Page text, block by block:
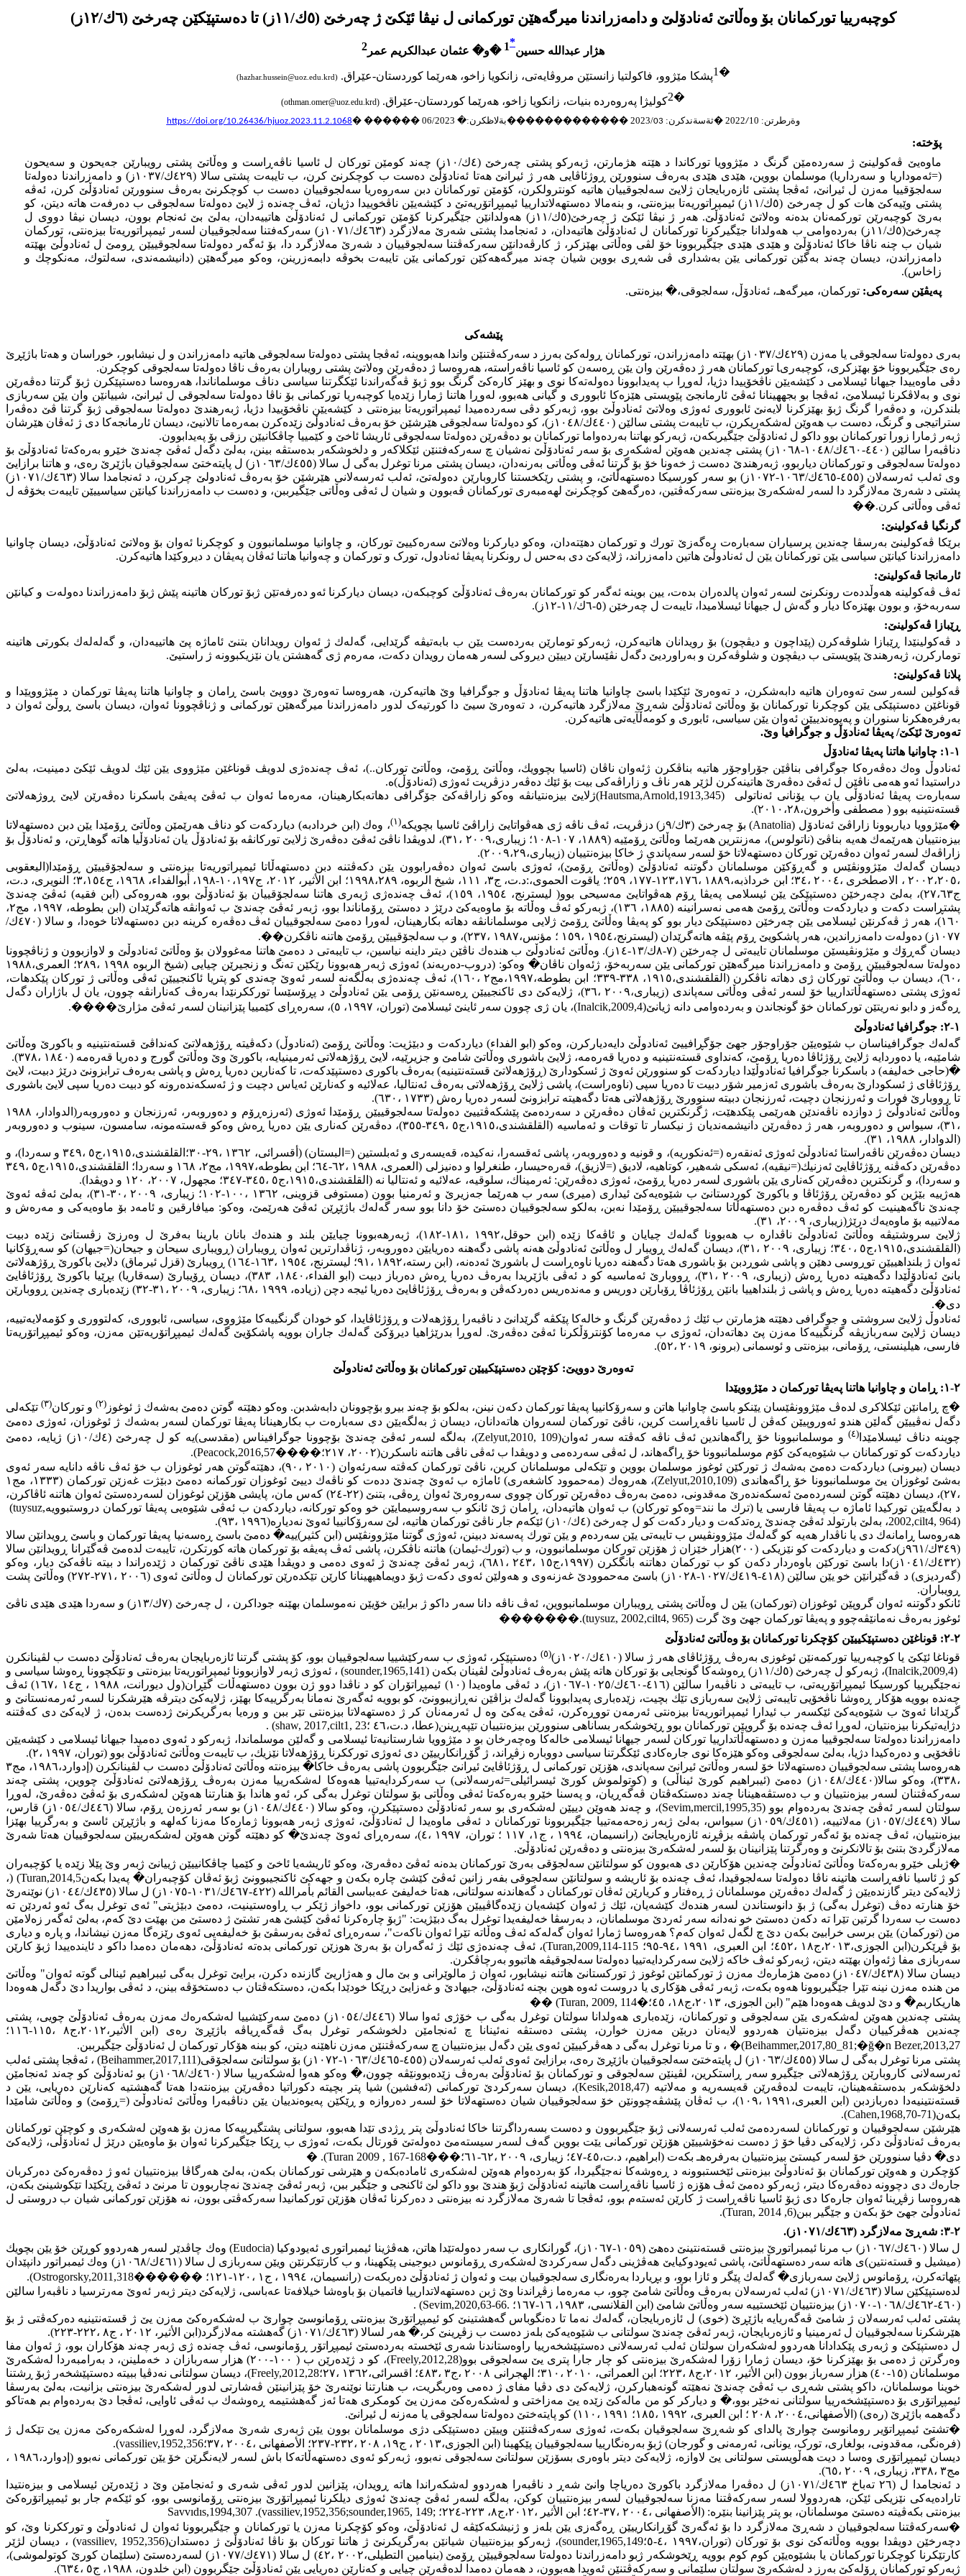
كوچبەرییا توركمانان بۆ وەڵاتێ ئەنادۆلێ و دامەزراندنا میرگەهێن توركمانی ل نیڤا ئێكێ ژ چەرخێ (٥ك/١١ز) تا دەستپێكێن چەرخێ (٦ك/١٢ز)
هژار عبدالله حسین 1*
�و� عثمان عبدالكریم عمر 2
�
1پشكا مێژوو، فاكولتیا زانستێن مروڤایەتی، زانكویا زاخو، هەرێما كوردستان-عێراق.
(hazhar.hussein@uoz.edu.krd)
�
2كولیژا پەروەردە بنیات، زانكویا زاخو، هەرێما كوردستان-عێراق. (othman.omer@uoz.edu.krd)
وةرطرتن: 10 /
2022
�ثةسةندكرن: 03
/2023
�������������بةلاظكرن:�
06/2023
������
�
https://doi.org/10.26436/hjuoz.2023.11.2.1068
پۆختە:
ماوەیێ ڤەكولینێ ژ سەردەمێن گرنگ د مێژوویا توركاندا د هێتە هژمارتن، ژبەركو پشتی چەرخێ (٤ك/١٠ز) چەند كومێن توركان ل ئاسیا ناڤەڕاست و وەڵاتێ پشتی رویبارێن جەیحون و سەیحون
(=ئەموداریا و سەرداریا) موسلمان بووین، هێدی هێدی بەرەڤ سنوورێن ڕوژئاڤایی هەر ژ ئیرانێ هەتا ئەنادۆڵێ دەست ب كوچكرنێ كرن، ب تایبەت پشتی سالا (٤٢٩ك/١٠٣٧ز) ‌و دامەزراندنا دەولەتا
سەلجۆقییا مەزن ل ئیرانێ، ئەڤجا پشتی ئازەربایجان ژلایێ سەلجوقییان هاتیە كونترولكرن، كۆمێن توركمانان دبن سەروەریا سەلجوقییان دەست ب كوچكرنێ بەرەڤ سنوورێن ئەنادۆڵێ كرن، ئەڤە
پشتی وێیەكێ هات كو ل چەرخێ (٥ك/١١ز) ئیمپراتوریەتا بیزەنتی، و بنەمالا دەستهەلاتدارییا ئیمپڕاتۆریەتێ د كێشەیێن ناڤخوییدا دژیان، ئەڤ چەندە ژ لایێ دەولەتا سەلجوقی ب دەرفەت هاتە دیتن، كو
بەرێ كوچبەرێن توركمەنان بدەنە وەلاتێ ئەنادۆڵێ.
هەر ژ نیڤا ئێكێ ژ چەرخێ(٥ك/١١ز) هەولدانێن جێگیركرنا كۆمێن توركمانی ل ئەنادۆڵێ هاتییەدان، بەلێ بێ ئەنجام بوون، دیسان نیڤا دووی ل
چەرخێ(٥ك/١١ز) بەردەوامی ب هەولدانا جێگیركرنا توركمانان ل ئەنادۆڵێ هاتیەدان، د ئەنجامدا پشتی شەرێ مەلازگرد (٤٦٣ك/١٠٧١ز) سەركەفتنا سەلجوقییان لسەر ئیمپراتوریەتا بیزەنتی، توركمان
شیان ب چنە ناڤا خاكا ئەنادۆڵێ و هێدی هێدی جێگیربوونا خۆ لڤی وەڵاتی بهێزكر، ژ كارڤەدانێن سەركەڤتنا سەلجوقییان د شەرێ مەلازگرد دا، بۆ ئەگەر دەولەتا سەلجوقییێن ڕومێ ل ئەنادوڵێ بهێتە
دامەزراندن، دیسان چەند بەگێن توركمانی یێن بەشداری ڤی شەڕی بووین شیان چەند میرگەهەكێن توركمانی یێن تایبەت بخوڤە دابمەزرینن، وەكو میرگەهێن (دانیشمەندی، سەلتوك، مەنكوچك و
زاخاس(
.
پەیڤێن سەرەکی: توركمان، میرگەهـ، ئەنادۆڵ، سەلجوقی،� بیزەنتی.
پێشەكی
بەری دەولەتا سەلجوقی یا مەزن (٤٢٩ك/١٠٣٧ز) بهێتە دامەزراندن، توركمانان ڕولەكێ بەرز د سەركەڤتنێن واندا هەبووینە، ئەڤجا پشتی دەولەتا سەلجوقی هاتیە دامەزراندن و ل نیشابور، خوراسان و هەتا باژێڕێ
رەی جێگیربوونا خۆ بهێزكری، كوچبەریا توركمانان هەر ژ دەڤەرێن وان یێن ڕەسەن كو ئاسیا ناڤەراستە، هەروەسا ژ دەڤەرێن وەلاتێ پشتی رویباران بەرەڤ ناڤا دەولەتا سەلجوقی كوچكرن.
دڤی ماوەییدا جیهانا ئیسلامی د كێشەیێن ناڤخۆییدا دژیا، لەوڕا ب پەیدابوونا دەولەتەكا نوی و بهێز كارەكێ گرنگ بوو ژبۆ ڤەگەراندنا ئێكگرتنا سیاسی دناڤ موسلماناندا، هەروەسا دەستپێكرن ژبۆ گرتنا دەڤەرێن
نوی و بەلاڤكرنا ئیسلامێ، ئەڤجا بو بجههینانا ئەڤێ ئارمانجێ پێویستی هێزەكا ئابووری و گیانی هەبوو، لەوڕا هاتنا ژمارا زێدەیا كوچبەریا توركمانی بۆ ناڤا دەولەتا سەلجوقی ل ئیرانێ، شییانێن وان یێن سەربازی
بلندكرن، و دەڤەرا گرنگ ژبۆ بهێزكرنا لایەنێ ئابووری ئەوژی وەلاتێ ئەنادوڵێ بوو، ژبەركو دڤی سەردەمیدا ئیمپراتوریەتا بیزەنتی د كێشەیێن ناڤخۆییدا دژیا، ژبەرهندێ دەولەتا سەلجوقی ژبۆ گرتنا ڤێ دەڤەرا
ستراتیجی و گرنگ، دەست ب هەوێن لەشكەریكرن، ب تایبەت پشتی سالێن (٤٤٠ك/١٠٤٨ز)، كو دەولەتا سەلجوقی هێرشێن خۆ بەرەڤ ئەنادوڵێ زێدەكرن بمەرەما تالانیێ، دیسان ئارمانجەكا دی ژ ئەڤان هێرشان
ژبەر ژمارا زورا توركمانان بوو داكو ل ئەنادۆڵێ جێگیربكەن، ژبەركو بهاتنا بەردەواما توركمانان بو دەڤەرێن دەولەتا سەلجوقی ئاریشا ئاخێ و كێمییا چاڤكانیێن رزقی بۆ پەیدابوون.
دناڤبەرا سالێن (٤٤٠-٤٦٠ك/١٠٤٨-١٠٦٨ز) پشتی چەندین هەوێن لەشكەری بۆ سەر ئەنادۆڵێ نەشیان چ سەركەفتنێن ئێكلاكەر و دلخوشكەر بدەستڤە بینن، بەلێ دگەل ئەڤێ چەندێ خێرو بەرەكەتا ئەنادۆڵێ بۆ
دەولەتا سەلجوقی و توركمانان دیاربوو، ژبەرهندێ دەست ژ خەونا خۆ بۆ گرتنا ئەڤی وەڵاتی بەرنەدان، دیسان پشتی مرنا توغرل بەگی ل سالا (٤٥٥ك/١٠٦٣ز) ل پایتەختێ سەلجوقیان باژێرێ رەی، و هاتنا برازایێ
وی ئەلب ئەرسەلان (٤٥٥-٤٦٥ك/١٠٦٣-١٠٧٢ز) بو سەر كورسیكا دەستهەڵاتێ، و پشتی رێكخستنا كاروبارێن دەولەتێ، ئەلب ئەرسەلانی هێرشێن خۆ بەرەڤ ئەنادولێ چركرن، د ئەنجامدا سالا (٤٦٣ك/١٠٧١ز)
پشتی د شەرێ مەلازگرد دا لسەر لەشكەرێ بیزەنتی سەركەڤتین، دەرگەهێ كوچكرنێ لهەمبەری توركمانان ڤەبوون و شیان ل ئەڤی وەڵاتی جێگیرببن، و دەست ب دامەزراندنا كیانێن سیاسییێن تایبەت بخۆڤە ل
ئەڤی وەڵاتی كرن.��
گرنگیا ڤەكولینێ:
برێكا ڤەكولینێ بەرسڤا چەندین پرسیاران سەبارەت ر‌ەگەزێ تورك و توركمان دهێتەدان، وەكو دیاركرنا وەلاتێ سەرەكییێ توركان، و چاوانیا موسلمانبوون و كوچكرنا ئەوان بۆ وەلاتێ ئەنادۆڵێ، دیسان چاوانیا
دامەزراندنا كیانێن سیاسی یێن توركمانان یێن ل ئەنادوڵێ هاتین دامەزراند، ژلایەكێ دی بەحس ل رونكرنا پەیڤا ئەنادول، تورک و توركمان و چەوانیا هاتنا ئەڤان پەیڤان د دیروكێدا هاتیەكرن.
ئارمانجا ڤەكولینێ:
ئەڤ ڤەكولینە هەوڵددەت رونكرنێ لسەر ئەوان پالدەران بدەت، یین بوینە ئەگەر كو توركمانان بەرەڤ ئەنادۆڵێ كوچبكەن، دیسان دیاركرنا ئەو دەرفەتێن ژبۆ توركان هاتینە پێش ژبۆ دامەزراندنا دەولەت و كیانێن
سەربەخۆ، و بوون بهێزەكا دیار و گەش ل جیهانا ئیسلامیدا، تایبەت ل چەرخێن (٥-٦ك/١١-١٢ز).
ڕێبازا ڤەكولینێ:
د ڤەكولینێدا ڕێبازا شلوڤەكرن (پێداچون و دیڤچون) بۆ رویدانان هاتیەكرن، ژبەركو تومارێن بەردەست یێن ب بابەتیڤە گرێدایی، گەلەك ژ ئەوان رویدانان بتنێ ئاماژە پێ هاتییەدان، و گەلەلەك بكورتی هاتینە
توماركرن، ژبەرهندێ پێویستی ب دیڤچون و شلوڤەكرن و بەراوردیێ دگەل نڤێسارێن دییێن دیروكی لسەر هەمان رویدان دكەت، مەرەم ژی گەهشتن یان نێزیكبوونە ژ راستیێ.
پلانا ڤەكولینێ:
ڤەكولین لسەر سێ تەوەران هاتیە دابەشكرن، د تەوەرێ ئێكێدا باسێ چاوانیا هاتنا پەیڤا ئەنادۆڵ و جوگرافیا وێ هاتیەكرن، هەروەسا تەوەرێ دوویێ باسێ ڕامان و چاوانیا هاتنا پەیڤا توركمان د مێژوویێدا و
قوناغێن دەستپێكی یێن كوچكرنا توركمانان بۆ وەڵاتێ ئەنادۆڵێ شەڕێ مەلازگرد هاتیەكرن، د تەوەرێ سیێ دا کورتیەک لدور دامەزراندنا میرگەهێن تورکمانى و ژناڤچوونا ئەوان، دیسان باسێ ڕوڵێ ئەوان د
بەرفرەهکرنا سنوران و پەیوەندییێن ئەوان یێن سیاسی، ئابوری و کومەڵآیەتی هاتیەکرن.
تەوەرێ ئێكێ/ پەیڤا ئەنادۆڵ و جوگرافیا وێ.
١-١: چاوانیا هاتنا پەیڤا ئەنادۆڵ
ئەنادوڵ وەك دەڤەرەكا جوگرافی بناڤێن جۆراوجۆر هاتیە بناڤكرن ژئەوان ناڤان (ئاسیا بچوویك، وەڵاتێ ڕۆمێ، وەڵاتێ توركان..)، ئەڤ چەندەژی لدویڤ قوناغێن مێژووی یێن ئێك لدویڤ ئێكێ دمینیت، بەلێ
دراستیدا ئەو هەمی ناڤێن ل ئەڤێ دەڤەرێ هاتینەكرن لژێر هەر ناڤ و زاراڤەكی بیت بۆ ئێك دەڤەر دزڤریت ئەوژی (ئەنادۆڵ)ە.
سەبارەت پەیڤا ئەنادۆڵی یان ب یۆنانی ئەناتولی
(Hautsma,Arnold,1913,345)ژلایێ بیزەنتیانڤە وەكو زاراڤەكێ جۆگرافی دهاتەبكارهینان، مەرەما ئەوان ب ئەڤێ پەیڤێ باسكرنا دەڤەرێن لایێ ڕوژهەلاتێ
قستەنتینیە بوو ( مصطفی وأخرون،٢٠١٠،٢٨).
�مێژوویا دیاربوونا زاراڤێ ئەنادۆل (Anatolia) بۆ چەرخێ (٣ك/٩ز) دزڤریت، ئەڤ ناڤە ژی هەڤواتایێ زاراڤێ ئاسیا بچویكە (١)
، وەك (ابن خردادبە) دیاردكەت كو دناڤ هەرێمێن وەڵاتێ ڕۆمێدا یێن دبن دەستهەلاتا
بیزەنتییان هەرێمەك هەیە بناڤێ (ناتولوس)، مەزنترین هەرێما وەڵاتێ ڕۆمێیە (١٨٨٩، ١٠٧-١٠٨؛ زیباری،٢٠٠٩ ،٣١)، لدویڤدا ناڤێ ئەڤێ دەڤەرێ ژلایێ توركانڤە بۆ ئەنادۆڵ یان ئەنادۆڵیا هاتە گوهاڕتن، و ئەنادۆڵ بۆ
زاراڤەك لسەر ئەوان دەڤەرێن توركان دەستهەلاتا خۆ لسەر سەپاندی ژ خاكا بیزەنتییان (زیباری،٢٠٠٩،٢٩).
دیسان گەلەك مێژوونڤێس و گەڕۆكێن موسلمانان دگوتنە ئەنادۆڵێ (وەڵاتێ ڕۆمێ)، ئەوژی باسێ ئەوان دەڤەرابوون یێن دكەڤتنە دبن دەستهەڵاتا ئیمپراتوریەتا بیزەنتی و سەلجۆقییێن ڕۆمێدا(الیعقوبی
،٢٠٠٢،٢٠٥ ، الاصطخری ،٢٠٠٤ ،٣٤؛ ابن خرداذبە،١٨٨٩ ،١٢٣،١٧٦-١٧٧، ٢٥٩؛ یاقوت الحموی،:د.ت، ج٣، ١١١، شیخ الربوە، ١٩٩٨،٢٨٩؛ ابن الأثیر، ٢٠١٢، ج١٠،١٩٧-١٩٨، أبوالفدا‌ء، ١٩٦٨، ج٣،١٥٤؛ النویری، د.ت،
ج٢٧،٦٣)، بەلێ دچەرخێن دەستپێكێ یێن ئیسلامی پەیڤا ڕۆم هەڤواتایێ
مەسیحی
بوو( لیسترنج، ١٩٥٤، ١٥٩)، ئەڤ چەندەژی ژبەری هاتنا سەلجۆقییان بۆ ئەنادۆڵێ بوو، هەروەكی (ابن فقیه) ئەڤێ چەندێ
پشتڕاست دكەت و دیاردكەت وەڵاتێ ڕۆمێ هەمی نەسرانینە (١٨٨٥، ١٣٦)، ژبەركو ئەڤ وەڵاتە بۆ ماوەیەكێ درێژ د دەستێ ڕۆماناندا بوو، ژبەر ئەڤێ چەندێ ب ئەوانڤە هاتەگرێدان (ابن بطوطە، ١٩٩٧، مج٢،
١٦٠)، هەر ژ ڤەكرنێن ئیسلامی یێن چەرخێن دەستپێكێ دیار بوو كو پەیڤا وەڵاتێ ڕۆمێ ژلایی موسلمانانڤە دهاتە بكارهینان، لەورا دەمێ سەلجوقيیان ئەڤ دەڤەرە كرینە دبن دەستهەلاتا خوەدا، و سالا (٤٧٠ك/
١٠٧٧ز) دەولەت دامەزراندین، هەر پاشكویێ ڕۆم پێڤە هاتەگرێدان (لیسترنج،١٩٥٤ ،١٥٩ ؛ مؤنس،١٩٨٧ ،٢٣٧)، و ب سەلجۆقییێن ڕۆمێ هاتنە ناڤكرن
.��
دیسان گەڕۆك و مێژونڤیسێن موسلمانان تایبەتی ل چەرخێن (٧-٨ك/١٣-١٤ز). وەڵاتێ ئەنادوڵێ ب هندەك ناڤێن دیتر داینە نیاسین، ب تایبەتی د دەمێ هاتنا مەغوولان بۆ وەڵاتێ ئەنادوڵێ و لاوازبوون و ژناڤچوونا
دەولەتا سەلجوقییێن ڕۆمێ و دامەزڕاندنا میرگەهێن توركمانی یێن سەربەخۆ، ژئەوان ناڤان�
وەكو: (دروب-دەربەند) ئەوژی ژبەر هەبوونا رێكێن تەنگ و زنجیرێن چیایی (شیخ الربوە ١٩٩٨ ،٢٨٩؛ العمری،١٩٨٨
،٦٠)، دیسان ب وەڵاتێ توركان ژی دهاتە ناڤكرن (القلقشندی،١٩١٥، ٣٣٨-٣٣٩؛ ابن بطوطە،١٩٩٧،مج٢ ،١٦٠)، ئەڤ چەندەژی بەڵگەنە لسەر ئەوێ چەندی كو پتریا ئاكنجییێن ئەڤی وەڵاتی ژ توركان پێكدهات،
ئەوژی پشتی دەستهەڵاتدارییا خۆ لسەر ئەڤی وەڵاتی سەپاندی (زیباری،٢٠٠٩ ،٣٦)، ژلایەكێ دی ئاكنجییێن ڕەسەنێن ڕۆمی یێن ئەنادوڵێ د پڕۆسێسا تورككرنێدا بەرەڤ كەنارانڤە چوون، یان ل باژاران دگەل
ڕەگەز و دابو نەریتێن توركمانان خۆ گونجاندن و بەردەوامی دانە ژیانێ(Inalcik,2009,4)، یان ژی چوون سەر ئاینێ ئیسلامێ (توران، ١٩٩٧، ٥)، سەرەڕای كێمییا پێزانینان لسەر ئەڤێ مژارێ .����
١-٢: جوگرافیا ئەنادوڵێ
گەلەك جوگرافیناسان ب شێوەیێن جۆراوجۆر جهێ جۆگڕافییێ ئەنادوڵێ دایەدیاركرن، وەكو (ابو الفدا‌ء) دیاردكەت و دبێژیت: وەڵاتێ ڕۆمێ (ئەنادوڵ) دكەڤیتە ڕۆژهەلاتێ كەنداڤێ قستەنتینیە و باكورێ وەڵاتێ
شامێیە، یا دەوردایە ژلایێ ڕۆژئاڤا دەریا ڕۆمێ، كەنداوی قستەنتینیە و دەریا قەرەمە، ژلایێ باشوری وەڵاتێ شامێ و جزیرێیە، لایێ ڕۆژهەلاتی ئەرمینیایە، باكورێ وێ وەڵاتێ گورج و دەریا قەرەمە (١٨٤٠ ،٣٧٨).
�(حاجی خەلیفە) د باسكرنا جوگرافیا ئەنادوڵێدا دیاردكەت كو سنوورێن ئەوێ ژ ئسكودارێ (ڕۆژهەلاتێ قستەنتینیە) بەرەڤ باكوری دەستپێدكەت، تا كەنارین دەریا ڕەش و پاشی بەرەف ترابزونێ درێژ دبیت، لایێ
ڕۆژئاڤای ژ ئسكودارێ بەرەڤ باشوری ئەزمیر شۆر دبیت تا دەریا سپی (ناوەراست)، پاشی ژلایێ ڕۆژهەلاتی بەرەڤ ئەنتالیا، عەلائیە و كەنارێن ئەیاس دچیت و ژ ئەسكەندەرونە كو دبیت دەریا سپی لایێ باشوری
تا ڕووبارێ فورات و ئەرزنجان دچیت، ئەرزنجان دبیتە سنوورێ ڕۆژهەلاتی هەتا دگەهیتە ترابزونێ لسەر دەریا رەش (١٧٣٣ ،٦٣٠).
وەڵاتێ ئەنادوڵێ ژ دوازدە ناڤەندێن هەرێمی پێكدهێت، ژگرنكترین ئەڤان دەڤەرێن د سەردەمێ پێشكەڤتییێ دەولەتا سەلجوقییێن ڕۆمێدا ئەوژی (ئەرزەڕۆم و دەوروبەر، ئەرزنجان و دەوروبەر(الدوادار، ١٩٨٨
،٣١)، سیواس و دەوروبەر، هەر ژ دەڤەرێن دانیشمەندیان ژ نیكسار تا توقات و ئەماسیە (القلقشندی،١٩١٥،ج٥ ،٣٤٩-٣٥٥)، دەڤەرێن كەناری یێن دەریا ڕەش وەكو قەستەمونە، سامسون، سینوب و دەوروبەر
(الدوادار، ١٩٨٨، ٣١).
دیسان دەڤەرێن ناڤەراستا ئەنادوڵێ ئەوژی ئەنقەرە (=ئەنكوریە)، و قونیە و دەوروبەر، پاشی ئەقسەرا، نەكیدە، قەیسەری و ئەبلستین (=البستان) (أقسرائی، ١٣٦٢ ،٢٩-٣٠
؛
القلقشندی،١٩١٥،ج٥ ،٣٤٩ و سەردا)، و
دەڤەرێن دكەڤنە ڕۆژئاڤایێ ئەزنیك(=نیقیە)، ئەسكی شەهیر، كوتاهیە، لادیق (=لازیق)، قەرەحیسار، طنغرلوا و دەنیزلی (العمری، ١٩٨٨ ،٦٢-٦٤؛ ابن بطوطە،١٩٩٧، مج٢، ١٦٨ و سەردا؛ القلقشندی،١٩١٥،ج٥ ،٣٤٩
و سەردا)، و گرنكترین دەڤەرێن كەناری یێن باشوری لسەر دەریا ڕۆمێ، ئەوژی دەڤەرێن: ئەرمیناك، سلوقیە، عەلائیە و ئەنتالیا نە (القلقشندی،١٩١٥،ج٥ ،٣٤٥-٣٤٧؛ مجهول، ٢٠٠٧، ١٢٠ و دویڤدا).
هەژییە بێژین كو دەڤەرێن ڕۆژئاڤا و باكورێ كوردستانێ ب شێوەیەكێ ئیداری (میری) سەر ب هەرێما جەزیرێ و ئەرمنیا بوون (مستوفی قزوینی، ١٣٦٢ ،١٠٠-١٠٢؛ زیباری، ٢٠٠٩ ،٣٠-٣١)، بەلێ ئەڤە ئەوێ
چەندێ ناگەهینیت كو ئەڤ دەڤەرە دبن دەستهەڵاتا سەلجوقییێن ڕۆمێدا نەبن، بەلكو سەلجوقییان دەستێ خۆ دانا بوو سەر گەلەك باژێڕێن ئەڤێ هەرێمێ، وەكو: میافارقین و ئامەد بۆ ماوەیەكی و مەرەش و
مەلاتییە بۆ ماوەیەك درێژ(زیباری، ٢٠٠٩، ٣١).
ژلایێ سروشتیڤە وەڵاتێ ئەنادوڵێ ناڤدارە ب هەبوونا گەلەك چیایان و ئاڤەكا زێدە (ابن حوقل،١٩٩٢ ،١٨١-١٨٢)، ژبەرهەبوونا چیایێن بلند و هندەك بانان بارینا بەفرێ ل وەرزێ زڤستانێ زێدە دبیت
(القلقشندی،١٩١٥،ج٥ ،٣٤٠؛ زیباری، ٢٠٠٩ ،٣١)، دیسان گەلەك ڕویبار ل وەڵاتێ ئەنادوڵێ هەنە پاشی دگەهنە دەریایێن دەوروبەر، ژناڤدارترین ئەوان ڕویباران (ڕویباری سیحان و جیحان(=جیهان) كو سەڕۆكانیا
ئەوان ژ بلنداهییێن توڕوسی دهێن و پاشی شوڕدبن بۆ باشوری هەتا دگەهنە دەریا ناوەڕاست ل باشورێ ئەدەنە، (ابن رستە،١٨٩٢ ،٩١؛ لیسترنج، ١٩٥٤ ،١٦٣-١٦٤) ڕویبارێ (قزل ئیرماق) دلایێ باكورێ ڕۆژهەلاتێ
بانێ ئەنادۆڵێدا دگەهیتە دەریا ڕەش (زیباری، ٢٠٠٩ ،٣١)، ڕووبارێ ئەماسیە كو د ئەڤی باژێریدا بەرەڤ دەریا ڕەش دەرباز دبیت (ابو الفدا‌ء،١٨٤٠، ٣٨٣)، دیسان ڕۆیبارێ (سەقاریا) بڕێیا باكورێ ڕۆژئاڤایێ
ئەنادۆڵێ دگەهیتە دەریا ڕەش و پاشی ژ بلنداهییا بانێن ڕۆژئاڤا ڕۆبارێن دوریس و مەندەریس دەردكەڤن و بەرەڤ ڕۆژئاڤایێ دەریا ئیجە دچن (زیادە، ١٩٩٩ ،٦٨؛ زیباری، ٢٠٠٩ ،٣١-٣٢) زێدەباری چەندین ڕووبارێن
دی
.�
ئەنادوڵ ژلایێ سروشتی و جوگرافی دهێتە هژمارتن ب ئێك ژ دەڤەرێن گرنگ و خالەكا پێكڤە گرێدانێ د ناڤبەرا ڕۆژهەلات و ڕۆژئاڤایدا، كو خودان گرنگییەكا مێژووی، سیاسی، ئابووری، كەلتووری و كۆمەلایەتییە،
دیسان ژلایێ سەربازیڤە گرنگییەكا مەزن پێ دهاتەدان، ئەوژی ب مەرەما كۆنترۆڵكرنا ئەڤێ دەڤەرێ. لەوڕا بدرێژاهیا دیرۆكێ گەلەك جاران بوویە پاشكۆیێ گەلەك ئیمپڕاتۆریەتێن مەزن، وەكو ئیمپڕاتۆریەتا
فارسی، هیلینستی، ڕۆمانی، بیزەنتی و ئوسمانی (برونو، ٢٠١٩ ،٥٢).
تەوەرێ دوویێ: كۆچێن دەستپێكییێن توركمانان بۆ وەڵاتێ ئەنادوڵێ
٢-١: ڕامان و چاوانیا هاتنا پەیڤا توركمان د مێژوویێدا
�چ ڕامانێن ئێكلاكری لدەڤ مێژوونڤێسان یێنكو باسێ چاوانیا هاتن و سەرۆكانییا پەیڤا توركمان دكەن نینن، بەلكو بۆ چەند بیرو بۆچو‌ونان دابەشدبن. وەكو دهێتە گوتن دەمێ بەشەك ژ ئوغوز (٢) و توركان(٣)
تێكەلی
دگەل نەڤییێن گەلێن هندو ئەوروپیێن كەڤن ل ئاسیا ناڤەڕاست كرین، ناڤێ توركمان لسەروان هاتەدانان، دیسان ژ بەلگەیێن دی سەبارەت ب بكارهینانا پەیڤا توركمان لسەر بەشەك ژ ئوغوزان، ئەوژی دەمێ
چوینە دناڤ ئیسلامێدا (٤) و موسلمانبوونا خۆ ڕاگەهاندین ئەڤ ناڤە كەڤتە سەر ئەوان(Zelyut,2010, 109)
، بەلگە لسەر ئەڤێ چەندێ بۆچو‌ونا جوگرافیناس (مقدسی)یە كو ل چەرخێ (٤ك/١٠ز) ژیایە، دەمێ
دیاردكەت كو توركمانان ب شێوەیەكێ كۆم موسلمانبوونا خۆ ڕاگەهاند، ل ئەڤی سەردەمی و دویڤدا ب ئەڤی ناڤی هاتنە ناسكرن(٢٠٠٢، ٢١٧؛
.(Peacock,2016,57����
دیسان (بیرونی) دیاردكەت دەمێ بەشەك ژ توركێن ئوغوز موسلمان بووین و تێكەلی موسلمانان کرین، ناڤێ توركمان كەڤتە سەرئەوان (٢٠١٠ ،٩٠)، دهێتەگوتن هەر ئوغوزان ب خۆ ئەڤ ناڤە دانایە سەر ئەوی
بەشێ ئوغوزان یێ موسلمانبوونا خۆ ڕاگەهاندی (Zelyut,2010,109)
، هەروەك (مەحموود كاشغەری) ئاماژە ب ئەوێ چەندێ ددەت كو ناڤەك دییێ ئوغوزان توركمانە دەمێ دبێژت غەزێن توركمان (١٣٣٣، مج١
،٢٧)، دیسان دهێتە گوتن لسەردەمێ ئەسكەندەرێ مەقدونی، دەمێ بەرەڤ دەڤەرێن توركان چو‌وی سەروەرێ ئەوان ڕەڤی، بتنێ (٢٢-٢٤) كەس مان، پایشی هۆزێن ئوغوزان لسەردەستێ ئەوان هاتنە ئاڤاكرن،
د بەلگەیێن توركیدا ئاماژە ب پەیڤا فارسی یا (ترك ما نند=وەکو تورکان) ب ئەوان هاتیەدان، ڕامان ژێ ئانكو ب سەروسیمایێن خو وەكو توركانە، دیاردكەن ب ئەڤی شێوەیی پەیڤا توركمان دروستبوویە(tuysuz,
2002,cilt4, 964)، بەلێ بارتولد ئەڤێ چەندێ ڕەتدكەت و دیار دكەت كو ل چەرخێ (٤ك/١٠ز) ئێكەم جار ناڤێ توركمان هاتیە، لێ سەرۆكانییا ئەوێ نەدیارە(١٩٩٦ ،٩٣).
هەروەسا ڕامانەك دی یا ناڤدار هەیە كو گەلەك مێژوونڤیس ب تایبەتی یێن سەردەم و یێن تورك پەسەند دبینن، ئەوژی گوتنا مێژوونڤێس (ابن كثیر)ییە�دەمێ باسێ ڕەسەنیا پەیڤا توركمان ‌و باسێ ڕ‌ویدانێن سالا
(٣٤٩ك/٩٦١ز)دكەت و دیاردکەت كو نێزیكی (٢٠٠)هزار خێزان ژ هۆزێن توركان موسلمانبوون، و ب (تورك-ئیمان) هاتنە ناڤكرن، پاشی ئەڤ پەیڤە بۆ توركمان هاتە كورتكرن، تایبەت لدەمێ ڤەگێرانا ڕویدانێن سالا
(٤٣٢ك/١٠٤١ز)دا باسێ توركێن باوەردار دكەن كو ب توركمان دهاتنە بانگكرن (١٩٩٧،ج١٥ ،٢٤٣
،٦٨١)، ژبەر ئەڤێ چەندێ ژ ئە‌وی دەمی و د‌ویڤدا هێدی ناڤێ توركمان د ژێدەراندا د بیتە ناڤەكێ دیار، وەكو
(گەردیزی) د ڤەگێرانێن خو یێن سالێن (٤١٨-٤١٩ك/١٠٢٧-١٠٢٨ز) باسێ مەحموودێ غەزنەوی و هەولێن ئەوی دكەت ژبۆ دویماهیهینانا كارێن تێكدەرێن توركمانان ل وەڵاتێ ئەوی (٢٠٠٦ ،٢٧١-٢٧٢) وەڵاتێ پشت
ڕ‌ویباران.
ئانكو دگوتنە ئەوان گروپێن ئوغوزان (توركمان) یێن ل وەڵاتێ پشتی ڕ‌و‌یباران موسلمانبووین، ئەڤ ناڤە دانا سەر داكو ژ برایێن خۆیێن نەموسلمان بهێنە جوداكرن ، ل چەرخێ (٧ك/١٣ز) و سەردا هێدی هێدی ناڤێ
ئوغوز بەرەڤ نەمانێڤەچوو و پەیڤا توركمان جهێ وێ گرت (tuysuz, 2002,cilt4, 965)
.
�������
٢-٢: قوناغێن دەستپێكییێن كۆچكرنا توركمانان بۆ وەڵاتێ ئەنادۆڵێ
قوناغا ئێكێ یا كوچبەرییا توركمەنێن ئوغوزی بەرەڤ ڕۆژئاڤای هەر ژ سالا (٤١٠ك/١٠٢٠ز)
(٥)
دەستپێكر، ئەوژی ب سەركێشییا سەلجوقییان بوو، كۆ پشتی گرتنا ئازەربایجان بەرەڤ ئەنادۆڵێ دەست ب لڤینانكرن
(Inalcik,2009,4)، ژبەركو ل چەرخێ (٥ك/١١ز) ڕەوشەكا گونجایی بۆ توركان هاتە پێش بەرەڤ ئەنادوڵێ لڤینان بكەن (sounder,1965,141) ، ئەوژی ژبەر لاوازبوونا ئیمپراتوریەتا بیزەنتی و تێكچوونا ڕەوشا سیاسی و
نەجێگیرییا كورسیكا ئیمپڕاتۆریەتی، ب تایبەتی د ناڤبەرا سالێن (٤١٦-٤٦٠ك/١٠٢٥-١٠٦٧ز)، د ئەڤی ماوەیدا (١٠) ئیمپڕاتۆران كو د ناڤدا دوو ژن بوون دەستهەڵات گێڕان(ول دیورانت، ١٩٨٨ ، ج١٤ ،١٦٧) ئەڤ
چەندە بوویە هۆكار ڕەوشا ناڤخۆیی تایبەتی ژلایێ سەربازی تێك بچیت، زێدەباری پەیدابوونا گەلەك بزاڤێن نەڕازیبوونێ، كو بوویە ئەگەرێ نەمانا بەرگرییەكا بهێز، ژلایەكێ دیترڤە هێرشكرنا لسەر ئەرمەنستانێ و
گرێدانا ئەوێ ب شێوەیەكێ ئێكسەر ب ئیدارا ئیمپراتوریەتا بیزەنتی ئەرمەن تو‌وڕەكرن، ئەڤێ یەكێ وە ل ئەرمەنان كر ژ دەستهەلاتا بیزەنتی تێر ببن و ورەیا بەرگریكرنێ ژدەست بدەن، ژ لایەكێ دی كەڤتنە
دژایەتیكرنا بیزەنتیان، لەوڕا ئەڤ چەندە بۆ گروپێن توركمانان بوو ڕێخوشكەر بساناهی سنوورێن بیزەنتییان تێپەڕینن(عطا، د.ت،٤٦ ؛
. (shaw, 2017,cilt1, 23
دامەزراندنا دەولەتا سەلجوقییا مەزن و دەستهەڵاتدارییا توركان لسەر جیهانا ئیسلامی خالەكا وەچەرخان بو د مێژوویا شارستانیەتا ئیسلامی و گەلێن موسلماندا، ژبەركو د ئەوی دەمیدا جیهانا ئیسلامی د كێشەیێن
ناڤخۆیی و دەرەكیدا دژیا، بەلێ سەلجوقی وەكو هێزەكا نوی جارەكادی ئێكگرتنا سیاسی دووبارە زڤڕاند، ژ گۆڕانكارییێن دی ئەوژی تورككرنا ڕۆژهەلاتا نێزیك، ب تایبەت وەڵاتێ ئەنادۆڵێ بوو (توران، ١٩٩٧ ،٢).
هەروەسا پشتی سەلجوقییان دەستهەلاتا خۆ لسەر وەڵاتێ ئیرانێ سەپاندی، هۆزێن توركمانی ل ڕۆژئاڤایێ ئیرانێ جێگربوون پاشی بەرەڤ خاكا�
بیزەنتە وەڵاتێ ئەنادۆڵێ دەست ب لڤینانكرن (إدوارد،١٩٨٦، مج٣
،٣٣٨)، وەكو سالا(٤٤٠ك/١٠٤٨ز) دەمێ (ئیبراهیم كورێ ئیناڵی) و (كوتولموش كورێ ئیسرائیلی=ئەرسەلانی) ب سەركردایەتییا هەوەكا لەشكەرییا مەزن بەرەڤ ڕۆژهەلاتێ ئەنادۆڵێ چووین، پشتی چەند
سەركەڤتنان لسەر بیزەنتییان و ب دەستڤەهینانا چەند دەستكەڤتان ڤەگەڕیان، و پەسنا خێرو بەرەكەتا ئەڤی وەڵاتی بۆ سولتان توغرل بەگی كر، ئەو هاندا بۆ هنارتنا هەوێن لەشكەری بۆ ئەڤێ دەڤەرێ، لەوڕا
سولتان لسەر ئەڤێ چەندێ بەردەوام بوو (Sevim,mercil,1995,35)
، و چەند هەوێن دییێن لەشكەری بو سەر ئەنادۆڵێ دەستپێكرن، وەكو سالا (٤٤٠ك/١٠٤٨ز) بو سەر ئەرزەن ڕۆم، سالا (٤٤٦ك/١٠٥٤ز) قارس،
سالا (٤٤٩ك/١٠٥٧ز) مەلاتییە، (٤٥١ك/١٠٥٩ز) سیواس، بەلێ ژبەر زەحەمەتییا جێگیربوونا توركمانان د ئەڤی ماوەیدا ل ئەنادۆڵێ، ئەوژی ژبەر هەبوونا ژمارەكا مەزنا كەلهە و باژێڕێن ئاسێ و بەرگرییا بهێزا
بیزەنتییان، ئەڤ چەندە بۆ ئەگەر توركمان پاشڤە بزڤڕنە ئازەربایجانێ (رانسیمان، ١٩٩٤ ، ج١، ١١٧ ؛ توران، ١٩٩٧ ،٤)، سەرەڕای ئەوێ چەندێ
� كو دهێتە گوتن هەوێن لەشكەرییێن سەلجوقییان هەتا شەرێ
مەلازگردێ بتنێ بۆ تالانکرنێ و وەرگرتنا پێزانینان بۆ لسەر لەشكەرێ بیزەنتی و دەڤەرێن ئەنادۆڵێ.
�ژبلی خێرو بەرەكەتا وەڵاتێ ئەنادوڵێ چەندین هۆكارێن دی هەبوون كو سولتانێن سەلجۆقی بەرێ توركمانان بدەنە ئەڤێ دەڤەرێ، وەكو ئاریشەیا ئاخێ و كێمیا چاڤكانییێن ژییانێ ژبەر وێ پێلا زێدە یا كۆچبەران
كو ژ ئاسیا نافەڕاست هاتینە ناڤا دەولەتا سەلجوقیدا، ئەڤ چەندە بۆ ئاریشە و سولتانێن سەلجوقی بفەر زانین ئەڤێ كێشێ چارە بكەن و جهەكێ ئاكنجیبوونێ ژبۆ ئەڤان كۆچبەران� پەیدا بكەن(Turan,2014,5
)،
ژلایەكێ دیتر گازندەیێن ژ گەلەك دەڤەرێن موسلمانان ژ ڕەفتار و كریارێن ئەڤان توركمانان د گەهاندنە سولتانی، هەتا خەلیفێ عەبباسی القائم بأمرالله (٤٢٢-٤٦٧ك/١٠٣١-١٠٧٥ز) ل سالا (٤٣٥ك/١٠٤٤ز) نوێنەرێ
خۆ هنارتە دەڤ (توغرل بەگی) ژ بۆ دانوستاندن لسەر هندەك كێشەیان، ئێك ژ ئەوان كێشەیان زێدەگاڤییێن هۆزێن توركمانی بوو، داخواز ژێكر ب ڕاوەستینیت، دەمێ دبێژیتی" ئەی توغرل بەگ ئەو ئەردێن تە
دەست ب سەردا گرتین تێرا تە دكەن دەستێ خو نەدانە سەر ئەردێ موسلمانان، د بەرسڤا خەلیفەیدا توغرل بەگ دبێژیت: "ژبۆ چارەكرنا ئەڤێ كێشێ هەر تشتێ ژ دەستێ من بهێت دێ كەم، بەلێ ئەگەر زەلامێن
من (توركمان) یێن برسی خرابیێ بكەن دێ چ لگەل ئەوان كەم؟ هەروەسا ژمارا ئەوان گەلەكە ئەڤ وەڵاتە تێرا ئەوان ناكەت"، سەرەڕای ئەڤێ بەرسڤێ بۆ خەلیفەیی ئەوی رێزەگا مەزن نیشاندا، و پارە و دیاری
بۆ ڤڕێكرن(ابن الجوزی،٢٠١٣،ج١٨ ،٤٥٢؛ ابن العبری، ١٩٩١
،٩٤-٩٥؛ (Turan,2009,114-115، ئەڤ چەندەژی ئێك ژ ئەگەران بۆ بەرێ هوزێن توركمانی بدەتە ئەنادۆڵێ، دهەمان دەمدا داکو د ئایندەییدا ژبۆ کارێن
سەربازی مفا ژئەوان بهێتە دیتن، ژبەرکو ئەڤ خاکە ژلایێ سەرکردایەتییا دەولەتا سەلجوقیڤە هاتبوو بەرچاڤکرن.
دیسان سالا (٤٣٨ك/١٠٤٧ز) دەمێ هژمارەك مەزن ژ توركمانێن ئوغوز ژ توركستانێ هاتنە نیشابور، ئەوان ژ مالوێرانی و بێ مال و هەژاریێ گازندە دكرن، برایێ توغرل بەگی ئیبراهیم ئینالی گوتە ئەوان" وەڵاتێ
من هندە مەزن نینە تێرا جێگیربوونا هەوە بكەت، ژبەر ئەڤی هۆكاری یا دروست ئەوە هوین بچنە ئەنادۆڵێ، جیهادێ و غەزایێ دڕێكا خودێدا بكەن، دەستكەڤتان ب دەستخۆڤە بینن، د ئەڤی بواریدا دێ دگەل هەوەدا
هاریكاربم� و دێ لدویڤ هەوەدا هێم" (ابن الجوزی، ٢٠١٣،ج١٨، ٤٥؛ �� (Turan, 2009, 114�
پشتی چەندین هەوێن لەشكەری یێن سەلجوقی و توركمانان، زێدەباری هەولدانا سولتان توغرل بەگی ب خۆژی ئەوا سالا (٤٤٦ك/١٠٥٤ز) دەمێ سەركێشییا لەشكەرەك مەزن بەرەڤ ئەنادۆڵێ چویی، پشتی
چەندین هەڤركییان دگەل بیزەنتیان هەردوو لایەنان دربێن مەزن خوارن، پشتی دەستڤە نەئینانا چ ئەنجامێن دلخوشكەر توغرل بەگ ڤەگەڕیاڤە باژێڕێ رەی (ابن الأثیر،٢٠١٢،ج٨ ،١١٥-١١٦؛
(Beihammer,2017,80_81;�ğ�n Bezer,2013,27
� ، و تا مرنا توغرل بەگی د هەڤركییێن ئەوی یێن دگەل بیزەنتییان چ سەركەڤتنێن مەزن ناهێنە دیتن، كو ببنە هۆكار توركمان ل ئەنادۆڵێ جێگیرببن.
پشتی مرنا توغرل بەگی ل سالا (٤٥٥ك/١٠٦٣ز) ل پایتەختێ سەلجوقییان باژێڕێ رەی، برازایێ ئەوی ئەلب ئەرسەلان (٤٥٥-٤٦٥ك/١٠٦٣-١٠٧٢ز) بۆ سولتانێ سەلجۆقی
(Beihammer,2017,111) ، ئەڤجا پشتی ئەلب
ئەرسەلانی كاروبارێن ڕۆژهەلاتی جێگیرو سەر ڕاستكرین، لڤینێن سەلجوقی و توركمانان بۆ ئەنادۆڵێ بەرەڤ زێدەبوونێڤە چوون،�
وەكو هەوا لەشكەرییا سالا (٤٦٠ك/١٠٦٨ز) بو ئەنادۆڵێ كو چەند ئەنجامێن
دلخۆشكەر بدەستڤەهینان، تایبەت لدەڤەرێن قەیسەریە و مەلاتیە (Kesik,2018,47)، دیسان سەركردێ توركمانی (ئەفشین) شیا پتر بچیتە دکوراتیا دەڤەرێن بیزەنتەدا هەتا گەهشتیە كەنارێن دەریایی، یێن د
قستەنتینیەدا دەربازدبن (ابن العبری،١٩٩١ ،١٠٩)، ب ئەڤان پێشڤەچو‌ونێن خۆ سەلجوقییان شیان دەستهەلاتا خۆ لسەر دەروازە و ڕێكێن پەیوەندییان یێن دناڤبەرا وەڵاتێ ئەنادوڵێ (=ڕۆمێ) و وەڵاتێ شامێدا
بكەن(Cahen,1968,70-71)
.
هێرشێن سەلجوقییان و توركمانان لسەردەمێ ئەلب ئەرسەلانی ژبۆ جێگیربوون و دەست بسەرداگرتنا خاكا ئەنادوڵێ پتر ڕژدی تێدا هەبوو، سولتانی پشتگیرییەكا مەزن بۆ هەوێن لەشكەری و كوچێن توركمانان
بەرەڤ ئەنادۆڵێ دكر، ژلایەكی دڤیا خۆ ژ دەست نەخۆشییێن هۆزێن توركمانی یێت بووین گەف لسەر سیستەمێ دەولەتێ قورتال بكەت، ئەوژی ب ڕێكا جێگیركرنا ئەوان بۆ ماوەیێن درێژ ل ئەنادۆڵی، ژلایەكێ
دی� دڤیا سنوورێن خۆ لسەر كیستێ بیزەنتییان بەرفرەهـ بكەت (ابراهیم، د.ت،٤٥-٤٧؛ زیباری، ٢٠٠٩ ،٦٢-٦١؛ � .(Turan 2009 , 167-168���
كۆچكرن و هەوێن توركمانان بۆ ئەنادوڵێ بیزەنتی ئێخستبوونە د ڕەوشەكا نەجێگیردا، كۆ بەردەوام هەوێن لەشكەری ئامادەبكەن و هێرشی توركمانان بكەن، بەلێ هەرگاڤا بیزەنتییان ئەو ژ دەڤەرەكێ دەركربان
جارەك دی دچوونە دەڤەرەكا دیتر، ژبەركو دەمێ ئەڤ هۆزە ژ ئاسیا ناڤەڕاست هاتینە ئەنادۆڵێ ژبۆ هندێ بوو داكو لێ ئاكنجی و جێگیر ببن، ژبەر ئەڤێ چەندێ نەچاربوون تا مرنێ د ئەڤێ ڕێكێدا تێكوشینێ بكەن،
هەروەسا زڤڕینا ئەوان جارەكا دی ژبۆ ئاسیا ناڤەڕاست ژ كارێن ئەستەم بوو، ئەڤجا تا شەرێ مەلازگرد نە بیزەنتی د دەركرنا ئەڤان هۆزێن توركمانیدا سەركەڤتی بوون، نە هۆزێن توركمانی شیان ب دروستی ل
ئەنادوڵێ جهێ خۆ بكەن و جێگیر ببن.(Turan, 2014 ,6)
٢-٣:
شەڕێ مەلازگرد (٤٦٣ك/١٠٧١ز).
ل سالا (٤٦٠ك/١٠٦٧ز) ب مرنا ئیمبراتورێ بیزەنتی قستەنتینێ دەهێ (١٠٥٩-١٠٦٧ز)، گورانكاری ب سەر دەولەتێدا هاتن، هەڤژینا ئیمبراتوری ئەیودوكیا
(Eudocia) وەك چاڤدێر لسەر هەردوو كوڕێن خۆ یێن بچویك
(میشیل و قستەنتین)ی هاتە سەر دەستهەڵاتێ، پاشی ئەیودوكیایێ هەڤژینی دگەل سەركردێ لەشكەری ڕۆمانوس دیوجینی پێكهینا، و ب كارتێكرنێن ویێن سەربازی ل سالا (٤٦١ك/١٠٦٨ز) وەك ئیمبراتور دانپێدان
پێهاتەكرن، ڕۆمانوس ژلایێ سەربازی� گەلەك پێگر و ئازا بوو، و بڕیاردا بەرەنگاری سەلجوقییان بیت ‌و ئە‌وان ژ ئەنادۆڵێ دەربكەت (رانسیمان، ١٩٩٤ ، ج١ ،١٢٠-١٢١؛ �����
�
.(Ostrogorsky,2011,318
لدەستپێكێن سالا (٤٦٣ك/١٠٧١ز) ئەلب ئەرسەلان بەرەڤ وەڵاتێ شامێ چوو، ب مەرەما زڤڕاندنا وێ ژبن دەستهەلاتدارییا فاتمیان بۆ باوەشا خیلافەتا عەباسی، ژلایەكێ دیتر ژبەر ئەوێ مەرترسیا د ناڤبەرا سالێن
(٤٦٠-٤٦٢ك/١٠٦٨-١٠٧٠ز) بیزەنتییان ئێخستییە سەر وەڵاتێ شامێ (ابن القلانسی، ١٩٨٣، ١٦-١٦٧؛
. (Sevim,2020,63-66.
پشتی ئەلب ئەرسەلان ژ شامێ ڤەگەریایە باژێڕێ (خوی) ل ئازەربایجان، گەلەك نەما تا دەنگوباس گەهشتینێ كو ئیمپڕاتۆرێ بیزەنتی ڕۆمانوسێ چوارێ ب لەشكەرەكێ مەزن یێ ژ قستەنتینیە دەركەڤتی ژ بۆ
هێرشكرنا سەلجوقییان ل ئەرمینیا و ئازەربایجان، ژبەر ئەڤێ چەندێ سولتانی ب شێوەیەكێ بلەز دەست ب زڤڕینێ كر،� هەر لسالا (٤٦٣ك/١٠٧١ز) گەهشتە مەلازگرد(ابن الأثیر، ٢٠١٢ ، ج٨ ،٢٢٢-٢٢٣).
ل دەستپێكێ و ژبەری پێکدادانا هەردوو لەشكەران سولتان ئەلب ئەرسەلانی دەستپێشخەرییا راوەستاندنا شەری ئێخستە بەردەستێ ئیمپڕاتۆر ڕۆمانوسی، ئەڤ چەندە ژی ژبەر چەند هۆكاران بوو، ژ ئەوان مفا
وەرگرتن ژ دەمی بۆ بهێزكرنا خۆ، دیسان ژمارا زۆرا لەشكەرێ بیزەنتی كو چار جارا پتری یێ سەلجوقی بوو(Freely,2012,28)
، كو د ژێدەرێن ب ( ١٠٠-٢٠٠) هزار سەربازان د خەملینن، د بەرامبەردا لەشكەرێ
موسلمانان (١٥-٤٠) هزار سەرباز بوون (ابن الأثیر، ٢٠١٢،ج٨ ،٢٢٣؛ ابن العمراتی، ٢٠١٠ ،٣١٠؛ الهجرانی ٢٠٠٨ ،ج٣ ،٤٨٣؛ ا‌قسرائی،١٣٦٢ ،٢٧؛
(Freely,2012,28، دیسان سولتانی نەدڤیا ببیتە دەستپێشخەر ژبۆ ڕشتنا
خوینا موسلمانان، داكو پشتی شەڕی ب ئەڤێ چەندێ نەهێتە گونەهبارکرن، ژلایەكێ دی دڤیا مفای ژ دەمی وەربگریت، ب هنارتنا نوێنەرێ خۆ پێزانینێن ڤەشارتی لدور لەشكەرێ بیزەنتی بزانیت، بەلێ بەرسڤا
ئیمپڕاتۆری بۆ دەستپێشخەرییا سولتانی نەخێر بوو،� و دیاركر كو من مالەكێ زێدە یێ مەزاختی و لەشكەرەكێ مەزن یێ كومكری هەتا ئەز گەهشتیمە ڕەوشەك ب ئەڤی ئاوایی، ئەڤجا دێ بەردەوام بم هەتاکو
دگەهمە باژێرێ (رەی) (الأصفهانی،٢٠٠٤، ٢٠٨ ؛ ابن العبری، ١٩٩٢ ،١٨٥؛ ١٩٩١ ،١١٠) كو پایتەختێ دەولەتا سەلجوقی یا مەزنە ل ئیرانێ.
�تشتێ ئیمپڕاتۆیر رومانوسێ چوارێ پالدای کو شەڕێ سەلجوقیان بكەت، ئەوژی سەركەڤتنێن وییێن دەستپێكی دژی موسلمانان بوون یێن ژبەری شەرێ مەلازگرد، لەوڕا لەشكەرەكێ مەزن یێ تێكەل ژ
(فرەنگی، مەقدونی، بولغاری، تورک، یونانی، ئەرمەنی و گورجان) ژبۆ بەرەنگارییا سەلجوقییان پێكهینا (ابن الجوزی،٢٠١٣ ، ج١٩، ٢٠٨ ،٢٣٢-٢٣٧؛ الأصفهانی ،٢٠٠٤ ،٣٧؛
.(vassiliev,1952,356
دیسان ئیمپڕاتۆری وەسا د دیت هەڵویستی سولتانی یێ لاوازە، ژلایەكێ دیتر باوەری بسۆزێن سولتانێ سەلجوقی نەبوو، ژبەركو ئەوی دەستهەڵاتەكا باش لسەر لایەنگرێن خۆ یێن توركمانی نەبوو (إدوارد،١٩٨٦ ،
مج٣ ،٣٣٨، زیباری، ٢٠٠٩ ،٦٥).
د ئەنجامدا ل (٢٦ تەباخ ٤٦٣ك/١٠٧١ز) ل دەڤەرا مەلازگرد باكورێ دەریاچا وانێ شەڕ د ناڤبەرا هەردوو لەشكەراندا هاتە ڕویدان، پێزانین لدور ئەڤی شەری و ئەنجامێن وێ د ژێدەرێن ئیسلامی و بیزەنتیدا
تارادەیەكی نێزیكی ئێكن، هەردوولا لسەر سەركەڤتنا مەزنا سەلجوقییان لسەر بیزەنتییان كوكن، بەلگە لسەر ئەڤێ چەندێ ئەوژی دیلکرنا ئیمپڕاتۆرێ بیزەنتی ڕۆمانوسی بوو، كو ئێكەم جار بو ئیمپڕاتۆرەكێ
بیزەنتی بكەڤیتە دەستێ موسلمانان، بو پتر پێزانینا بنێرە: (الأصفهانی ،٢٠٠٤ ،٣٧-٤٢؛ ابن الأثیر ،٢٠١٢،ج٨،
٢٢٣-٢٢٤ ؛ ;Savvıdıs,1994,307 .(vassiliev,1952,356;sounder,1965, 149
�سەركەڤتنا سەلجوقییان د شەڕێ مەلازگرد دا بۆ ئەگەرێ گۆڕانكارییێن ڕەگەزی یێن بلەز و ژنیشكەكێڤە ل ئەنادۆڵێ، وەكو كۆچكرنا مەزن یا توركمانان و جێگیربوونا ئەوان ل ئەنادوڵێ و تورككرنا وێ، كو
دچەرخێن دویڤدا بوویە وەڵاتەکێ نوی بۆ توركان (توران،١٩٩٧ ،٤-٥؛
(sounder,1965,149، ژبەركو بیزەنتییان شیانێن بەرگریكرنێ ژ هاتنا توركان بۆ ناڤا ئەنادۆڵێ ژ دەستدان(vassiliev, 1952,356) ، دیسان لژێر
كارتێكرنا كوچكرنا توركمانان یا بشێوەیێن كوم كوم بوویە ڕێخوشكەر ژبو دامەزراندنا دەولەتا سەلجوقییێن ڕۆمێ (بنیامین التطیلی،٢٠٠٢ ،٤٢) ل سالا (٤٧١ك/١٠٧٧ز) لسەردەستێ (سلێمان كورێ كوتولموشی)،
ژبەركو توركمانان ڕۆلەكێ بەرز د لەشكەرێ سولتان سلێمانی و سەركەڤتنێن ئەویدا هەبوون، د هەمان دەمدا لدەڤەرێن چیایی و كەنارێن دەریایی یێن ئەنادۆڵێ جێگربوون (ابن خلدون، ١٩٨٨، ج٥ ،٦٣٤).